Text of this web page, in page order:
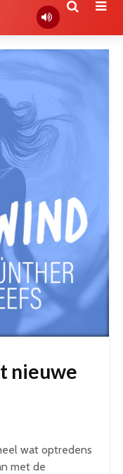
nieuwe
wat optredens
met de